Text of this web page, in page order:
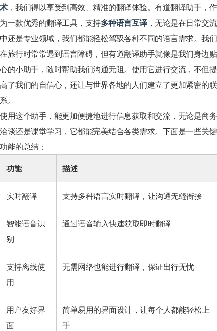
术 ，我们得以享受到高效、精准的翻译体验。有道翻译助手，作
为一款优秀的翻译工具，支持多种语言互译 ，无论是在日常交流
中还是专业领域，我们都能轻松驾驭各种不同的语言需求。我们
在旅行时常常遇到语言障碍，但有道翻译助手就像是我们身边贴
心的小助手，随时帮助我们沟通无阻。使用它进行交流，不但提
高了我们的自信心，还让与世界各地的人们建立了更加紧密的联
系。
使用这个助手，能更加便捷地进行信息获取和交流，无论是商务
洽谈还是课堂学习，它都能完美结合各类需求。下面是一些关键
功能的总结：
功能 描述
实时翻译 支持多种语言实时翻译，让沟通无缝衔接
智能语音识
别
通过语音输入快速获取即时翻译
支持离线使
用
无需网络也能进行翻译，保证出行无忧
用户友好界
面
简单易用的界面设计，让每个人都能轻松上
手